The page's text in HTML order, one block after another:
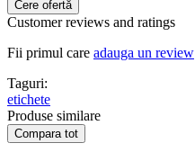
Customer reviews and ratings
Fii primul care adauga un review
Taguri:
etichete
Produse similare